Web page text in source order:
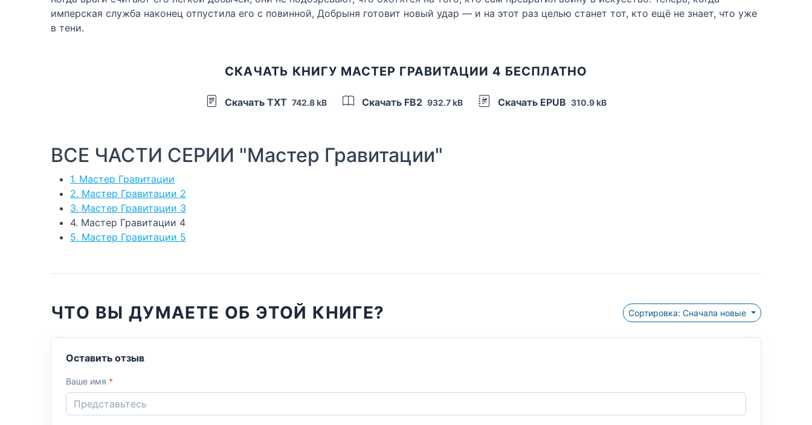
имперская служба наконец отпустила его с повинной, Добрыня готовит новый удар — и на этот раз целью станет тот, кто ещё не знает, что уже
в тени.
СКАЧАТЬ КНИГУ МАСТЕР ГРАВИТАЦИИ 4 БЕСПЛАТНО
Скачать TXT 742.8 kB Скачать FB2 932.7 kB Скачать EPUB 310.9 kB
ВСЕ ЧАСТИ СЕРИИ "Мастер Гравитации"
1. Мастер Гравитации
2. Мастер Гравитации 2
3. Мастер Гравитации 3
4. Мастер Гравитации 4
5. Мастер Гравитации 5
ЧТО ВЫ ДУМАЕТЕ ОБ ЭТОЙ КНИГЕ? Сортировка: Сначала новые
Оставить отзыв
Ваше имя *